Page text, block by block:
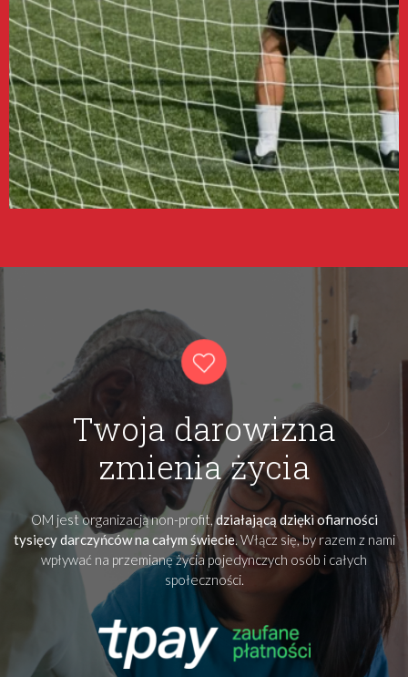
Twoja darowizna
zmienia życia
OM jest organizacją non-profit,działającą dzięki ofiarności
tysięcy darczyńców na całym świecie. Włącz się, by razem z nami
wpływać na przemianę życia pojedynczych osób i całych
społeczności.